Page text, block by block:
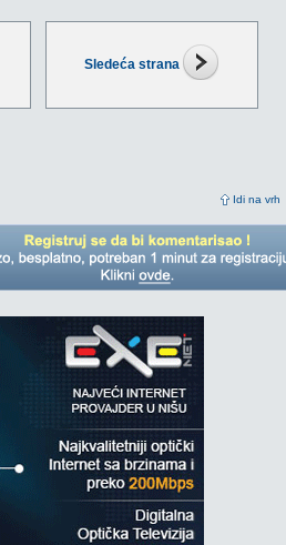
Sledeća strana
Idi na vrh